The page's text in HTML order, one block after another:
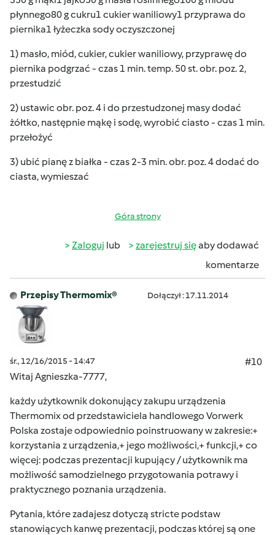
płynnego80 g cukru1 cukier waniliowy1 przyprawa do
piernika1 łyżeczka sody oczyszczonej
1) masło, miód, cukier, cukier waniliowy, przyprawę do
piernika podgrzać - czas 1 min. temp. 50 st. obr. poz. 2,
przestudzić
2) ustawic obr. poz. 4 i do przestudzonej masy dodać
żółtko, następnie mąkę i sodę, wyrobić ciasto - czas 1 min.
przełożyć
3) ubić pianę z białka - czas 2-3 min. obr. poz. 4 dodać do
ciasta, wymieszać
Góra strony
Zaloguj lub zarejestruj sięaby dodawać
komentarze
Przepisy Thermomix® Dołączył : 17.11.2014
śr., 12/16/2015 - 14:47
#10
Witaj Agnieszka-7777,
każdy użytkownik dokonujący zakupu urządzenia
Thermomix od przedstawiciela handlowego Vorwerk
Polska zostaje odpowiednio poinstruowany w zakresie:+
korzystania z urządzenia,+ jego możliwości,+ funkcji,+ co
więcej: podczas prezentacji kupujący / użytkownik ma
możliwość samodzielnego przygotowania potrawy i
praktycznego poznania urządzenia.
Pytania, które zadajesz dotyczą stricte podstaw
stanowiących kanwę prezentacji, podczas której są one